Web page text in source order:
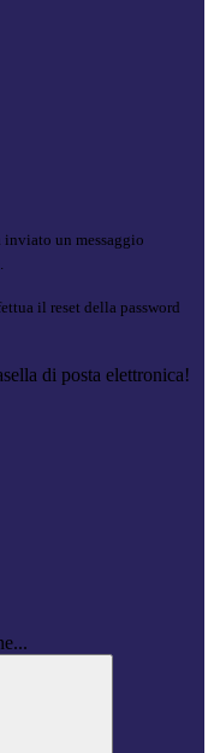
inviato un messaggio
il reset della password
di posta elettronica!